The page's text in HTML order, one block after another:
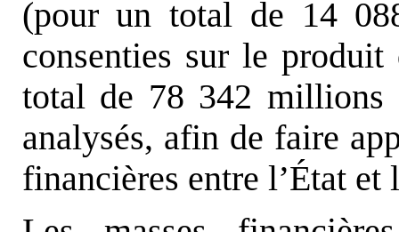
(pour un total de 14
consenties sur le
total de 78 342 millions
analysés, afin de faire
financières entre l’État